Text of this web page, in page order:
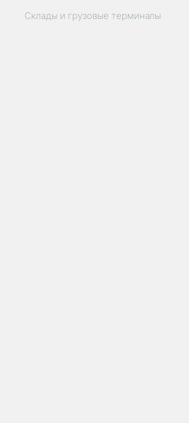
Склады и грузовые терминалы